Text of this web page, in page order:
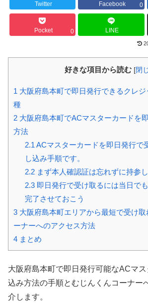
Twitter Facebook 0
Pocket 0 LINE
好きな項目から読む [閉
1 大阪府島本町で即日発行できるクレ
種
2 大阪府島本町でACマスターカードを
方法
2.1 ACマスターカードを即日発行で
し込み手順です。
2.2まず本人確認証は忘れずに持参
2.3即日発行で受け取るには当日で
完了させておこう
3 大阪府島本町エリアから最短で受け取
ーナーへのアクセス方法
4 まとめ
大阪府島本町で即日発行可能なACマ
込み方法の手順とむじんくんコーナー
介します。